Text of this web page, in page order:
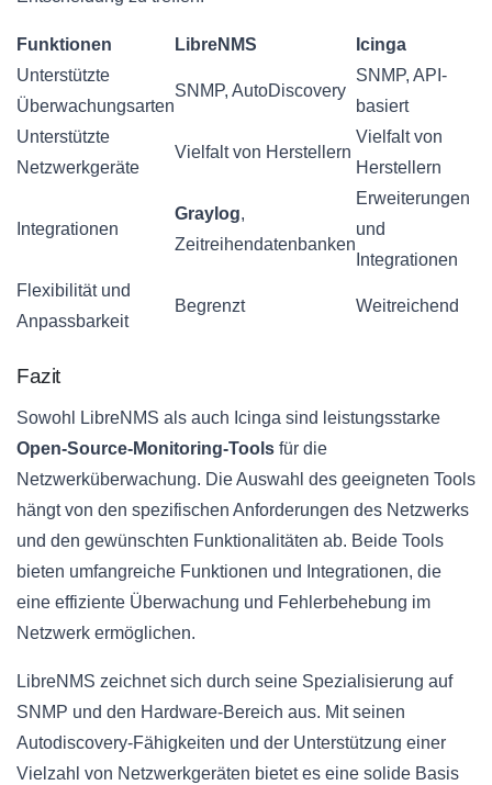
Funktionen LibreNMS
Icinga
Unterstützte
Überwachungsarten
SNMP, AutoDiscovery
SNMP, API-
basiert
Unterstützte
Netzwerkgeräte
Vielfalt von Herstellern
Vielfalt von
Herstellern
Integrationen
Graylog,
Zeitreihendatenbanken
Erweiterungen
und
Integrationen
Flexibilität und
Anpassbarkeit
Begrenzt Weitreichend
Fazit
Sowohl LibreNMS als auch Icinga sind leistungsstarke
Open-Source-Monitoring-Tools für die
Netzwerküberwachung. Die Auswahl des geeigneten Tools
hängt von den spezifischen Anforderungen des Netzwerks
und den gewünschten Funktionalitäten ab. Beide Tools
bieten umfangreiche Funktionen und Integrationen, die
eine effiziente Überwachung und Fehlerbehebung im
Netzwerk ermöglichen.
LibreNMS zeichnet sich durch seine Spezialisierung auf
SNMP und den Hardware-Bereich aus. Mit seinen
Autodiscovery-Fähigkeiten und der Unterstützung einer
Vielzahl von Netzwerkgeräten bietet es eine solide Basis